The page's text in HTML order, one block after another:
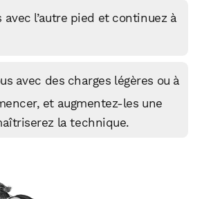
avec l’autre pied et continuez à
avec des charges légères ou à
et augmentez-les une
la technique.